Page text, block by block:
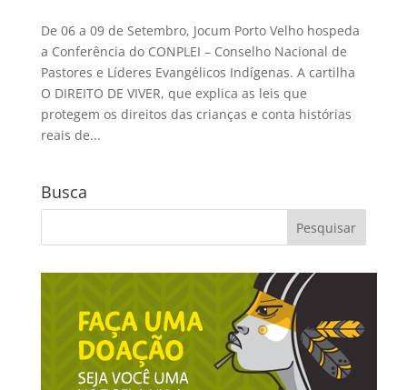
De 06 a 09 de Setembro, Jocum Porto Velho hospeda
a Conferência do CONPLEI – Conselho Nacional de
Pastores e Líderes Evangélicos Indígenas. A cartilha
O DIREITO DE VIVER, que explica as leis que
protegem os direitos das crianças e conta histórias
reais de...
Busca